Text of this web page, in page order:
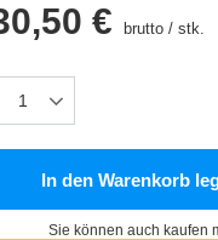
€ brutto / stk.
In den Warenkorb
Sie können auch kaufen